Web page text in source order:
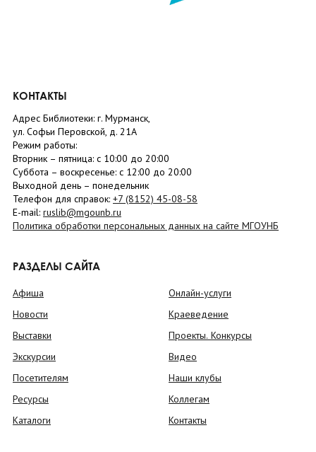
КОНТАКТЫ
Адрес Библиотеки: г. Мурманск,
ул. Софьи Перовской, д. 21А
Режим работы:
Вторник – пятница: с 10:00 до 20:00
Суббота – воскресенье: c 12:00 до 20:00
Выходной день – понедельник
Телефон для справок: +7 (8152) 45-08-58
E-mail: ruslib@mgounb.ru
Политика обработки персональных данных на сайте МГОУНБ
РАЗДЕЛЫ САЙТА
Афиша
Новости
Выставки
Экскурсии
Посетителям
Ресурсы
Каталоги
Онлайн-услуги
Краеведение
Проекты. Конкурсы
Видео
Наши клубы
Коллегам
Контакты